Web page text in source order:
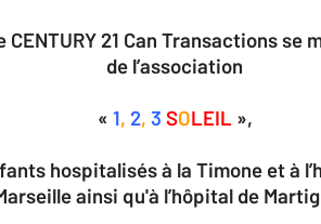
CENTURY 21 Can Transactions se
de l’association
« 1, 2, 3 SOLEIL »,
hospitalisés à la Timone et à
ainsi qu'à l’hôpital de